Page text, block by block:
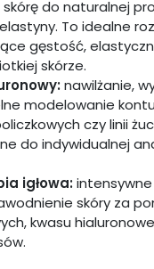
do naturalnej
To idealne
gęstość,
skórze.
nawilżanie,
modelowanie
czy linii
do indywidualnej
igłowa:
skóry za
kwasu